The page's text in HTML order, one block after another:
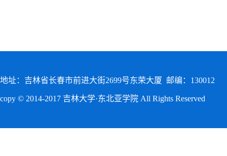
地址：吉林省长春市前进大街2699号东荣大厦 邮编：130012
copy © 2014-2017 吉林大学·东北亚学院 All Rights Reserved